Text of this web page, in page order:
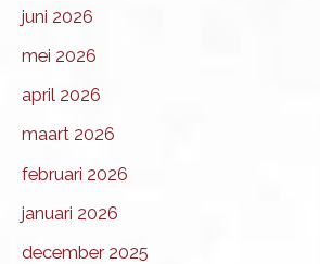
juni 2026
mei 2026
april 2026
maart 2026
februari 2026
januari 2026
december 2025